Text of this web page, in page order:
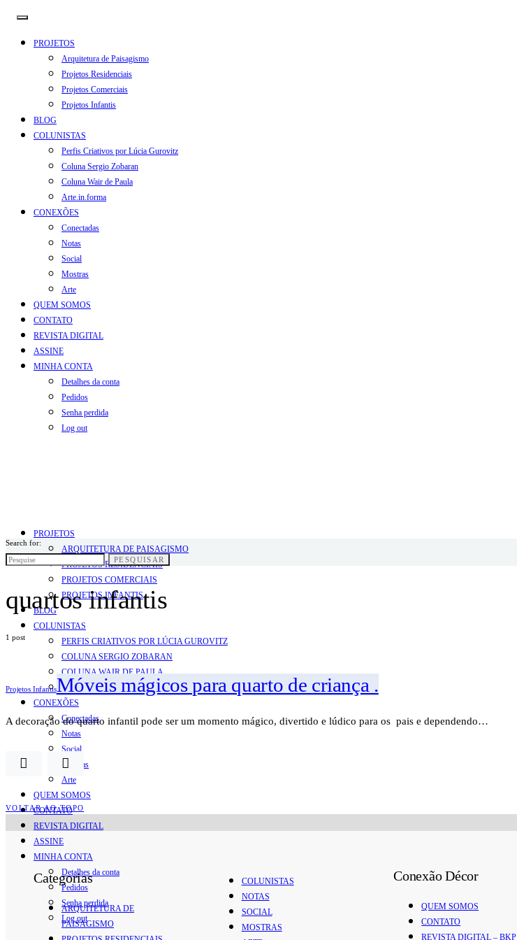
PROJETOS
Arquitetura de Paisagismo
Projetos Residenciais
Projetos Comerciais
Projetos Infantis
BLOG
COLUNISTAS
Perfis Criativos por Lúcia Gurovitz
Coluna Sergio Zobaran
Coluna Wair de Paula
Arte.in.forma
CONEXÕES
Conectadas
Notas
Social
Mostras
Arte
QUEM SOMOS
CONTATO
REVISTA DIGITAL
ASSINE
MINHA CONTA
Detalhes da conta
Pedidos
Senha perdida
Log out
PROJETOS
ARQUITETURA DE PAISAGISMO
PROJETOS RESIDENCIAIS
PROJETOS COMERCIAIS
PROJETOS INFANTIS
BLOG
COLUNISTAS
PERFIS CRIATIVOS POR LÚCIA GUROVITZ
COLUNA SERGIO ZOBARAN
COLUNA WAIR DE PAULA
ARTE.IN.FORMA
CONEXÕES
Conectadas
Notas
Social
Mostras
Arte
QUEM SOMOS
CONTATO
REVISTA DIGITAL
ASSINE
MINHA CONTA
Detalhes da conta
Pedidos
Senha perdida
Log out
Search for:
PESQUISAR
quartos infantis
1 post
Projetos InfantisMóveis mágicos para quarto de criança .
A decoração do quarto infantil pode ser um momento mágico, divertido e lúdico para os pais e dependendo…
VOLTAR AO TOPO
Categorias
ARQUITETURA DE
PAISAGISMO
COLUNISTAS
NOTAS
SOCIAL
MOSTRAS
Conexão Décor
QUEM SOMOS
CONTATO
REVISTA DIGITAL – BKP